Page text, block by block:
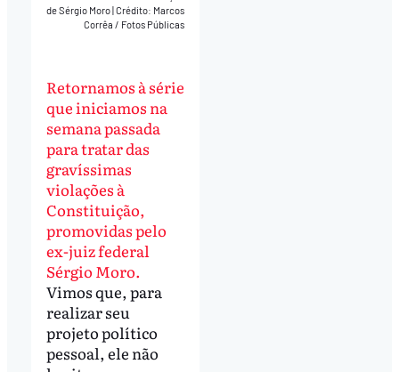
de Sérgio Moro|Crédito: Marcos
Corrêa / Fotos Públicas
Retornamos à série
que iniciamos na
semana passada
para tratar das
gravíssimas
violações à
Constituição,
promovidas pelo
ex-juiz federal
Sérgio Moro.
Vimos que, para
realizar seu
projeto político
pessoal, ele não